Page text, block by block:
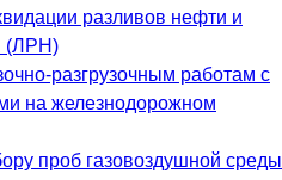
разливов нефти и
(ЛРН)
разгрузочным работам с
на железнодорожном
проб газовоздушной среды